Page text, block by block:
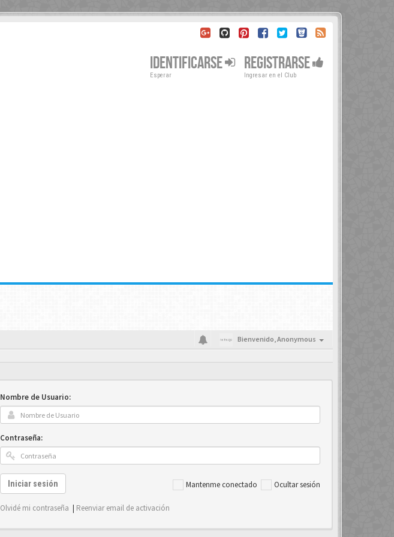
IDENTIFICARSE
Esperar
REGISTRARSE
Ingresar en el Club
Bienvenido,Anonymous
Nombre de Usuario:
Contraseña:
Mantenme conectado Ocultar sesión
Iniciar sesión
Olvidé mi contraseña | Reenviar email de activación